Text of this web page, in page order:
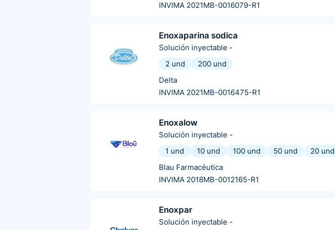
INVIMA 2021MB-0016079-R1
Enoxaparina sodica
Solución inyectable -
2 und
200 und
Delta
INVIMA 2021MB-0016475-R1
Enoxalow
Solución inyectable -
1 und
10 und 100 und 50 und
20 und
Blau Farmacéutica
INVIMA 2018MB-0012165-R1
Enoxpar
Solución inyectable -